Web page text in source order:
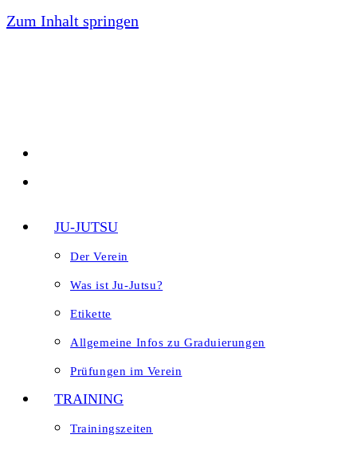
Zum Inhalt springen
JU-JUTSU
Der Verein
Was ist Ju-Jutsu?
Etikette
Allgemeine Infos zu Graduierungen
Prüfungen im Verein
TRAINING
Trainingszeiten